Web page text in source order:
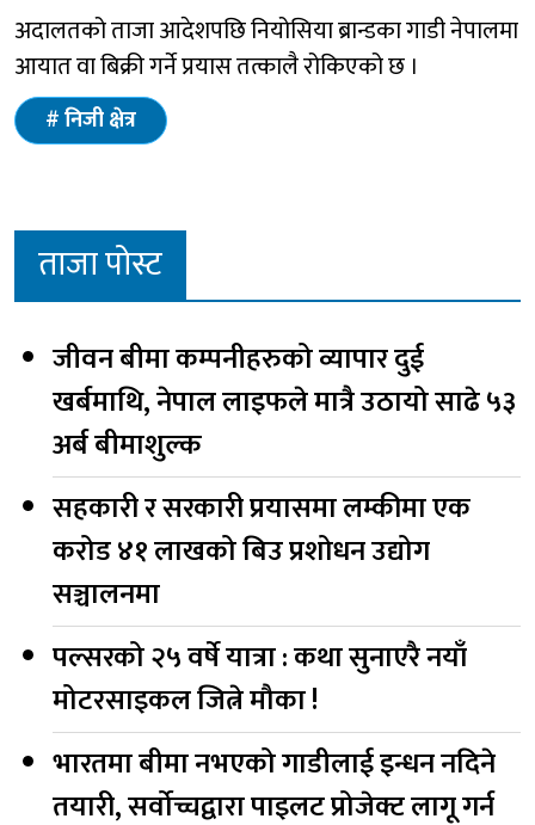
अदालतको ताजा आदेशपछि नियोसिया ब्रान्डका गाडी नेपालमा
आयात वा बिक्री गर्ने प्रयास तत्कालै रोकिएको छ ।
निजी क्षेत्र
ताजा पोस्ट
जीवन बीमा कम्पनीहरुको व्यापार दुई
खर्बमाथि, नेपाल लाइफले मात्रै उठायो साढे ५३
अर्ब बीमाशुल्क
सहकारी र सरकारी प्रयासमा लम्कीमा एक
करोड ४१ लाखको बिउ प्रशोधन उद्योग
सञ्चालनमा
पल्सरको २५ वर्षे यात्रा : कथा सुनाएरै नयाँ
मोटरसाइकल जित्ने मौका !
भारतमा बीमा नभएको गाडीलाई इन्धन नदिने
तयारी, सर्वोच्चद्वारा पाइलट प्रोजेक्ट लागू गर्न